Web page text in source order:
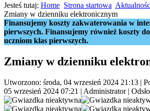
Jesteś tutaj: Home Strona startowa
Zmiany w dzienniku elektronicznym
Finansujemy koszty zakwaterowania w
pierwszych. Finansujemy również koszty
uczniom klas pierwszych.
Zmiany w dzienniku
Utworzono: środa, 04 wrzesień 2024 21:13 |
05 wrzesień 2024 07:21 | Administrator|